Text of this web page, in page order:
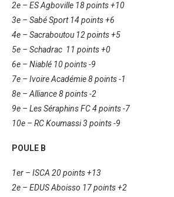
2e – ES Agboville 18 points +10
3e – Sabé Sport 14 points +6
4e – Sacraboutou 12 points +5
5e – Schadrac 11 points +0
6e – Niablé 10 points -9
7e – Ivoire Académie 8 points -1
8e – Alliance 8 points -2
9e – Les Séraphins FC 4 points -7
10e – RC Koumassi 3 points -9
POULE B
1er – ISCA 20 points +13
2e – EDUS Aboisso 17 points +2